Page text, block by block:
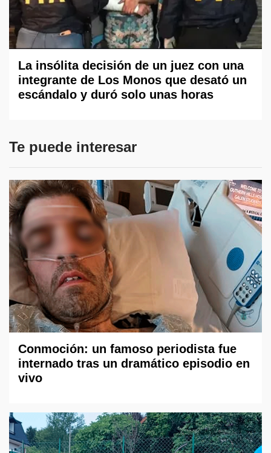
La insólita decisión de un juez con una
integrante de Los Monos que desató un
escándalo y duró solo unas horas
Te puede interesar
Conmoción: un famoso periodista fue
internado tras un dramático episodio en
vivo